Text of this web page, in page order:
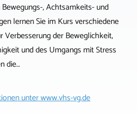
, Achtsamkeits- und
lernen Sie im Kurs verschiedene
Verbesserung der Beweglichkeit,
und des Umgangs mit Stress
die…
unterwww.vhs-vg.de